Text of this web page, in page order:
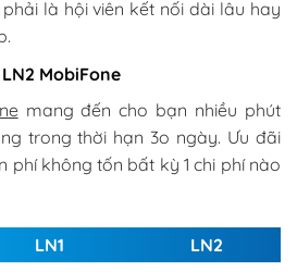
là hội viên kết nối dài lâu hay
MobiFone
mang đến cho bạn nhiều phút
trong thời hạn 3o ngày. Ưu đãi
phí không tốn bất kỳ 1 chi phí nào
LN1 LN2